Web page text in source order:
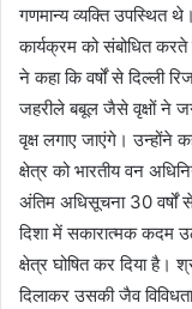
गणमान्य व्यक्ति उपस्थित थे।
कार्यक्रम को संबोधित करते
ने कहा कि वर्षों से दिल्ली
जहरीले बबूल जैसे वृक्षों ने
वृक्ष लगाए जाएंगे। उन्होंने
क्षेत्र को भारतीय वन
अंतिम अधिसूचना 30 वर्षों
दिशा में सकारात्मक कदम
क्षेत्र घोषित कर दिया है।
दिलाकर उसकी जैव